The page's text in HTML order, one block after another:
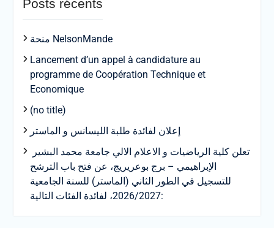
Posts récents
منحة NelsonMande
Lancement d’un appel à candidature au
programme de Coopération Technique et
Economique
(no title)
إعلان لفائدة طلبة الليسانس و الماستر
الإبراهيمي – برج بوعريريج، عن فتح باب الترشح
للتسجيل في الطور الثاني (الماستر) للسنة الجامعية
2026/2027، لفائدة الفئات التالية: